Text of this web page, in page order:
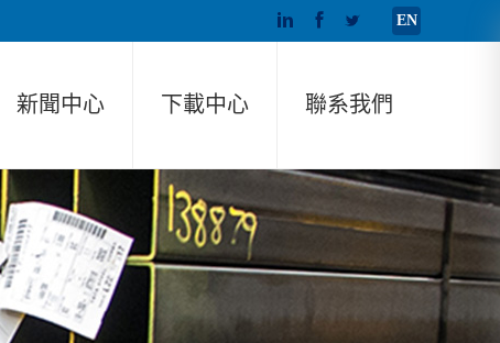
EN
新聞中心 下載中心 聯系我們